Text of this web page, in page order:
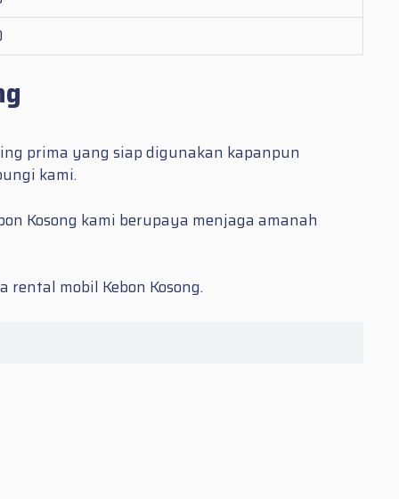
prima yang siap digunakan kapanpun
kami.
Kosong kami berupaya menjaga amanah
rental mobil Kebon Kosong.